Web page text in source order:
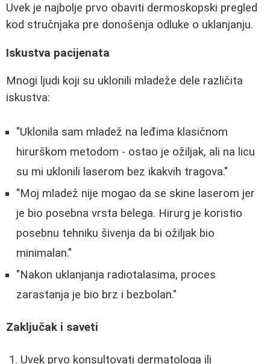
Uvek je najbolje prvo obaviti dermoskopski pregled
kod stručnjaka pre donošenja odluke o uklanjanju.
Iskustva pacijenata
Mnogi ljudi koji su uklonili mladeže dele različita
iskustva:
"Uklonila sam mladež na leđima klasičnom
hirurškom metodom - ostao je ožiljak, ali na licu
su mi uklonili laserom bez ikakvih tragova."
"Moj mladež nije mogao da se skine laserom jer
je bio posebna vrsta belega. Hirurg je koristio
posebnu tehniku šivenja da bi ožiljak bio
minimalan."
"Nakon uklanjanja radiotalasima, proces
zarastanja je bio brz i bezbolan."
Zaključak i saveti
Uvek prvo konsultovati dermatologa ili